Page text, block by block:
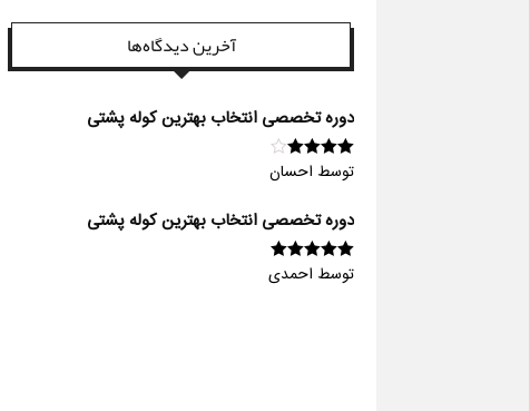
آخرین دیدگاه‌ها
دوره تخصصی انتخاب بهترین کوله پشتی
امتیاز 4از
5
توسط احسان
دوره تخصصی انتخاب بهترین کوله پشتی
امتیاز 5از 5
توسط احمدی